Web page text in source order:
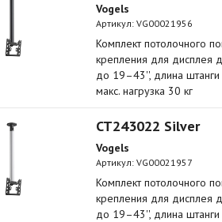
Vogels
Артикул: VG00021956
Комплект потолочного
крепления для дисплея
до 19–43'', длина
макс. нагрузка 30 кг
CT243022 Silver
Vogels
Артикул: VG00021957
Комплект потолочного
крепления для дисплея
до 19–43'', длина